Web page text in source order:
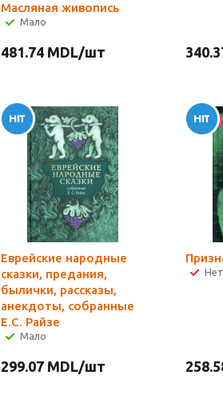
Масляная живопись
Мало
481.74MDL/шт
Еврейские народные
сказки, предания,
былички, рассказы,
анекдоты, собранные
Е.С. Райзе
Мало
299.07MDL/шт